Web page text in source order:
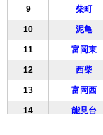
(32.4
9 柴町
10 泥亀
11 富岡東
12 西柴
13 富岡西
14 能見台